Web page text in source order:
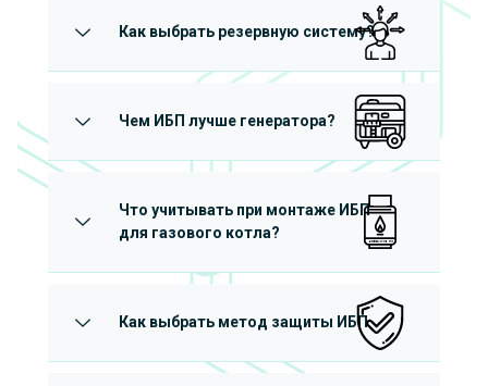
Как выбрать резервную систему?
Чем ИБП лучше генератора?
Что учитывать при монтаже ИБП
для газового котла?
Как выбрать метод защиты ИБП